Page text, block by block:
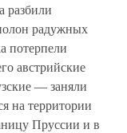
разбили
радужных
потерпели
австрийские
— заняли
на территории
Пруссии и в